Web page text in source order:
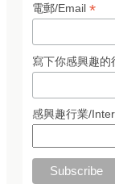
電郵/Email *
寫下你感興趣
感興趣行業/